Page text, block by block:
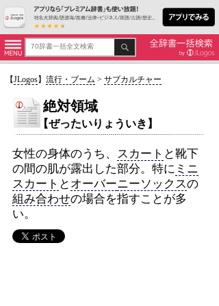
【JLogos】 流行・ブーム > サブカルチャー
絶対領域
【ぜったいりょういき】
女性の身体のうち、 スカート と靴下
の間の肌が露出した部分。特に ミニ
スカート と オーバーニーソックスの
組み合わせの場合を指すことが多
い。